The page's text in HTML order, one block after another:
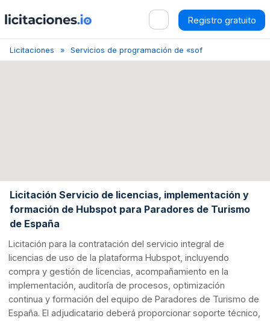
Registro gratuito
Licitaciones Servicios de programación de «software» y de
Licitación Servicio de licencias, implementación y
formación de Hubspot para Paradores de Turismo
de España
Licitación para la contratación del servicio integral de
licencias de uso de la plataforma Hubspot, incluyendo
compra y gestión de licencias, acompañamiento en la
implementación, auditoría de procesos, optimización
continua y formación del equipo de Paradores de Turismo de
España. El adjudicatario deberá proporcionar soporte técnico,